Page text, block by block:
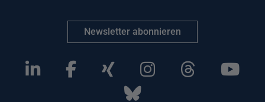
Newsletter abonnieren